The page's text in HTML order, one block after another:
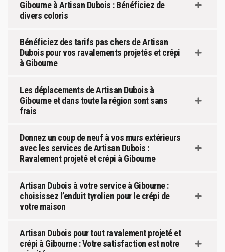
Gibourne à Artisan Dubois : Bénéficiez de
divers coloris
Bénéficiez des tarifs pas chers de Artisan
Dubois pour vos ravalements projetés et crépi
à Gibourne
Les déplacements de Artisan Dubois à
Gibourne et dans toute la région sont sans
frais
Donnez un coup de neuf à vos murs extérieurs
avec les services de Artisan Dubois :
Ravalement projeté et crépi à Gibourne
Artisan Dubois à votre service à Gibourne :
choisissez l’enduit tyrolien pour le crépi de
votre maison
Artisan Dubois pour tout ravalement projeté et
crépi à Gibourne : Votre satisfaction est notre